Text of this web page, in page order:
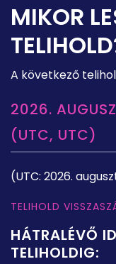
MIKOR
A következő
2026.
(UTC, UTC)
(UTC: 2026.
TELIHOLD
HÁTRALÉVŐ
TELIHOLDIG: